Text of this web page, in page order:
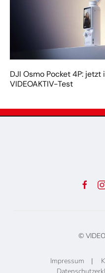
DJI Osmo Pocket 4P:
VIDEOAKTIV-Test
©
Impressum |